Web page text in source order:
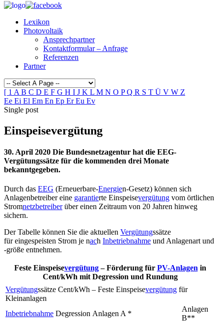
Lexikon
Photovoltaik
Ansprechpartner
Kontaktformular – Anfrage
Referenzen
Partner
[ 1 A B C D E F G H I J K L M N O PQ R S T Ü V W Z
Ee Ei El Em En Ep ErEu Ev
Single post
Einspeisevergütung
30. April 2020 Die Bundesnetzagentur hat die EEG-
Vergütungssätze für die kommenden drei Monate
bekanntgegeben.
Durch das EEG (Erneuerbare-Energien-Gesetz) können sich
Anlagenbetreiber eine garantierte Einspeisevergütung vom örtlichen
Stromnetzbetreiberüber einen Zeitraum von 20 Jahren hinweg
sichern.
Der Tabelle können Sie die aktuellen Vergütungssätze
für eingespeisten Strom je nach Inbetriebnahme und Anlagenart und
-größe entnehmen.
Feste Einspeisevergütung– Förderung für PV-Anlagen in
Cent/kWh mit Degression und Rundung
Vergütungssätze Cent/kWh – Feste Einspeisevergütung für
Kleinanlagen
Inbetriebnahme Degression Anlagen A *
Anlagen
B**